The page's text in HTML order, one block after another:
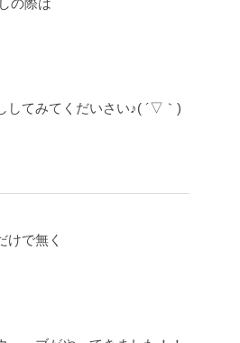
の際は
してみてくだいさい♪( ´▽｀)
けで無く